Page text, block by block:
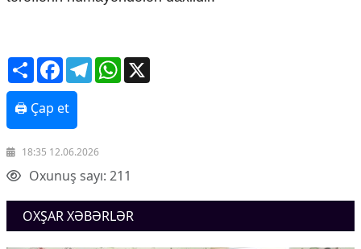
ShareFacebookTelegramWhatsApp
🖨 Çap et
18:35 12.06.2026
Oxunuş sayı: 211
OXŞAR XƏBƏRLƏR